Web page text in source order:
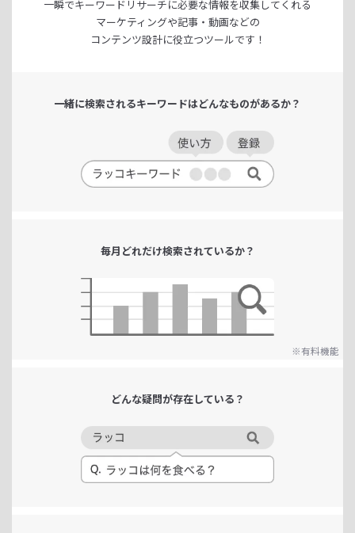
一瞬でキーワードリサーチに必要な情報を収集してくれる
マーケティングや記事・動画などの
コンテンツ設計に役立つツールです！
一緒に検索されるキーワードはどんなものがあるか？
毎月どれだけ検索されているか？
※有料機能
どんな疑問が存在している？